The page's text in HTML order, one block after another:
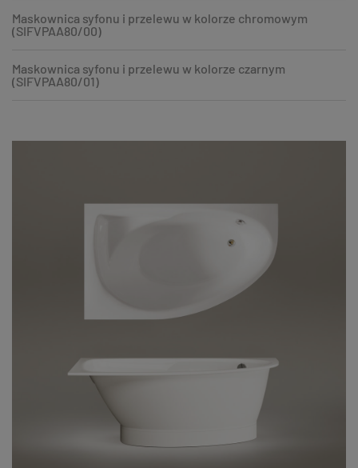
Maskownica syfonu i przelewu w kolorze chromowym
(SIFVPAA80/00)
Maskownica syfonu i przelewu w kolorze czarnym
(SIFVPAA80/01)